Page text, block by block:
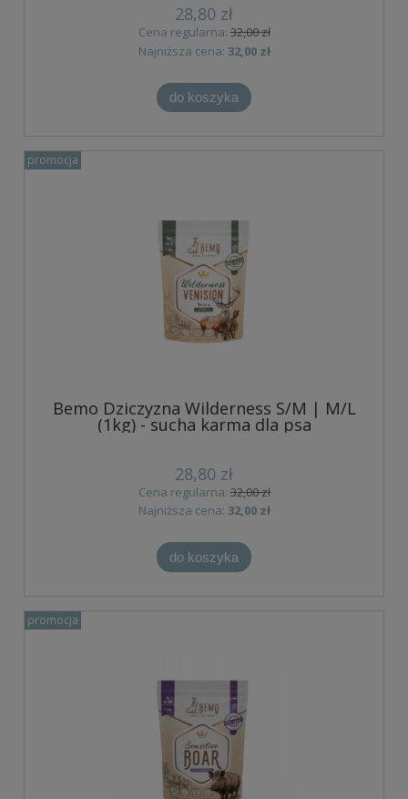
28,80 zł
Cena regularna:32,00 zł
Najniższa cena: 32,00 zł
do koszyka
Bemo Dziczyzna Wilderness S/M | M/L
(1kg) - sucha karma dla psa
28,80 zł
Cena regularna:32,00 zł
Najniższa cena: 32,00 zł
do koszyka
promocja
promocja